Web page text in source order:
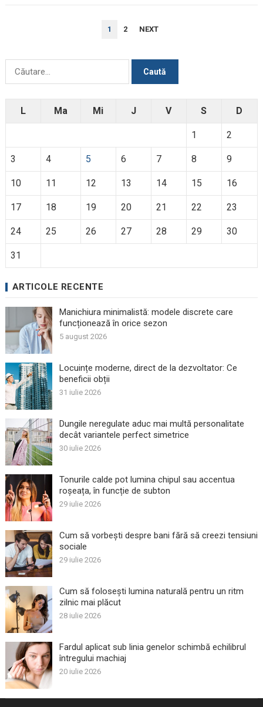
1 2 NEXT
Caută
L Ma Mi J V S D
1 2
3 4 5 6 7 8 9
10 11 12 13 14 15 16
17 18 19 20 21 22 23
24 25 26 27 28 29 30
31
ARTICOLE RECENTE
Manichiura minimalistă: modele discrete care
funcționează în orice sezon
5 august 2026
Locuințe moderne, direct de la dezvoltator: Ce
beneficii obții
31 iulie 2026
Dungile neregulate aduc mai multă personalitate
decât variantele perfect simetrice
30 iulie 2026
Tonurile calde pot lumina chipul sau accentua
roșeața, în funcție de subton
29 iulie 2026
Cum să vorbești despre bani fără să creezi tensiuni
sociale
29 iulie 2026
Cum să folosești lumina naturală pentru un ritm
zilnic mai plăcut
28 iulie 2026
Fardul aplicat sub linia genelor schimbă echilibrul
întregului machiaj
20 iulie 2026